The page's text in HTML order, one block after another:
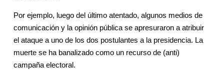
Por ejemplo, luego del último atentado, algunos medios de
comunicación y la opinión pública se apresuraron a atribuir
el ataque a uno de los dos postulantes a la presidencia. La
muerte se ha banalizado como un recurso de (anti)
campaña electoral.